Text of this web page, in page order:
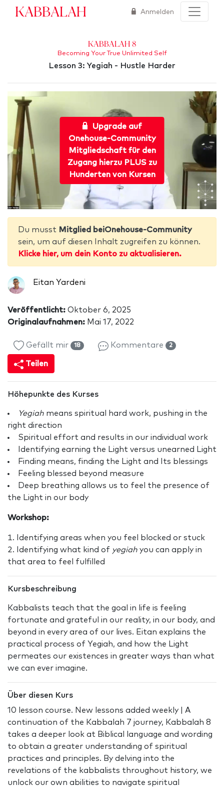
Kabbalah Anmelden
Kabbalah 8
Becoming Your True Unlimited Self
Lesson 3: Yegiah - Hustle Harder
Upgrade auf
Onehouse-Community
Mitgliedschaft für den
Zugang hierzu PLUS zu
Hunderten von Kursen
Du musst Mitglied beiOnehouse-Community
sein, um auf diesen Inhalt zugreifen zu können.
Klicke hier, um dein Konto zu aktualisieren.
Eitan Yardeni
Veröffentlicht: Oktober 6, 2025
Originalaufnahmen: Mai 17, 2022
Gefällt mir 18 Kommentare 2
Teilen
Höhepunkte des Kurses
Yegiah means spiritual hard work, pushing in the
right direction
Spiritual effort and results in our individual work
Identifying earning the Light versus unearned Light
Finding means, finding the Light and Its blessings
Feeling blessed beyond measure
Deep breathing allows us to feel the presence of
the Light in our body
Workshop:
Identifying areas when you feel blocked or stuck
Identifying what kind of yegiah you can apply in
that area to feel fulfilled
Kursbeschreibung
Kabbalists teach that the goal in life is feeling
fortunate and grateful in our reality, in our body, and
beyond in every area of our lives. Eitan explains the
practical process of Yegiah, and how the Light
permeates our existences in greater ways than what
we can ever imagine.
Über diesen Kurs
10 lesson course. New lessons added weekly | A
continuation of the Kabbalah 7 journey, Kabbalah 8
takes a deeper look at Biblical language and wording
to obtain a greater understanding of spiritual
practices and principles. By delving into the
revelations of the kabbalists throughout history, we
unlock our own abilities to navigate spiritual